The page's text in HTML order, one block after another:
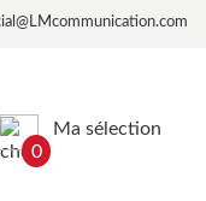
0
Ma sélection